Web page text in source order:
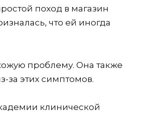
поход в магазин
что ей иногда
проблему. Она также
за этих симптомов.
клинической